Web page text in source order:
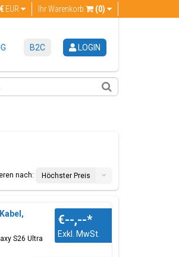
Ihr Warenkorb (0)
€ EUR
B2C LOGIN
nach:
Höchster Preis
S26 Ultra
€--,--*
Exkl. MwSt.